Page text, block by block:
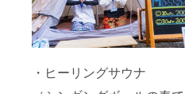
・ヒーリングサウナ